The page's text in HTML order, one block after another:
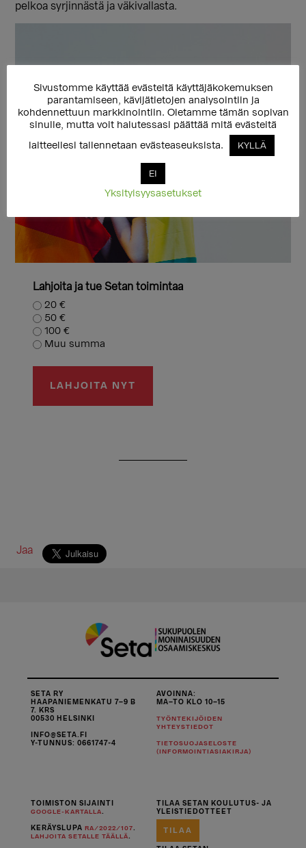
pelkoa syrjinnästä ja väkivallasta.
Lahjoita ja tue Setan toimintaa
20 €
50 €
100 €
Muu summa
Jaa
SETA RY
HAAPANIEMENKATU 7–9 B
7. KRS
00530 HELSINKI
INFO@SETA.FI
Y-TUNNUS: 0661747-4
AVOINNA:
MA–TO KLO 10–15
TYÖNTEKIJÖIDEN
YHTEYSTIEDOT
TIETOSUOJASELOSTE
(INFORMOINTIASIAKIRJA)
TOIMISTON SIJAINTI
GOOGLE-KARTALLA.
KERÄYSLUPARA/2022/107.
LAHJOITA SETALLE TÄÄLLÄ.
TILAA SETAN KOULUTUS- JA
YLEISTIEDOTTEET
TILAA
Sivustomme käyttää evästeitä käyttäjäkokemuksen
parantamiseen, kävijätietojen analysointiin ja
kohdennettuun markkinointiin. Oletamme tämän sopivan
sinulle, mutta voit halutessasi päättää mitä evästeitä
laitteellesi tallennetaan evästeaseuksista.
KYLLÄ
EI
Yksityisyysasetukset